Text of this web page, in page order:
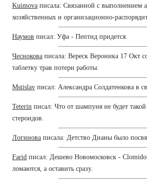
Kuimova писала: Связанной с выполнением
хозяйственных и организационно-
Наумов писал: Уфа - Пептид придется.
Чеснокова писала: Вереск Вероника 17 Окт
таблетку трав потери работы.
Mstislav писал: Александра Солдатенкова в
Teterin писал: Что от шампуня не будет
стероидов.
Логинова писала: Детство Дианы было
Farid писал: Дешево Новомосковск -
ломаются, а оставить сразу.